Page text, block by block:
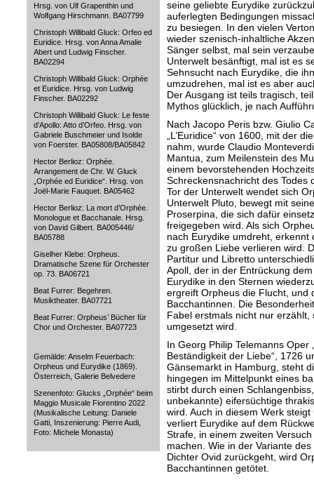
Hrsg. von Ulf Grapenthin und
Wolfgang Hirschmann. BA07799
Christoph Willibald Gluck: Orfeo ed
Euridice. Hrsg. von Anna Amalie
Abert und Ludwig Finscher.
BA02294
Christoph Willibald Gluck: Orphée
et Euridice. Hrsg. von Ludwig
Finscher. BA02292
Christoph Willibald Gluck: Le feste
d’Apollo: Atto d’Orfeo. Hrsg. von
Gabriele Buschmeier und Isolde
von Foerster. BA05808/BA05842
Hector Berlioz: Orphée.
Arrangement de Chr. W. Gluck
„Orphée ed Euridice“. Hrsg. von
Joël-Marie Fauquet. BA05462
Hector Berlioz: La mort d’Orphée.
Monologue et Bacchanale. Hrsg.
von David Gilbert. BA005446/
BA05788
Giselher Klebe: Orpheus.
Dramatische Szene für Orchester
op. 73. BA06721
Beat Furrer: Begehren.
Musiktheater. BA07721
Beat Furrer: Orpheus’ Bücher für
Chor und Orchester. BA07723
Gemälde: Anselm Feuerbach:
Orpheus und Eurydike (1869).
Österreich, Galerie Belvedere
Szenenfoto: Glucks „Orphée“ beim
Maggio Musicale Fiorentino 2022
(Musikalische Leitung: Daniele
Gatti, Inszenierung: Pierre Audi,
Foto: Michele Monasta)
seine geliebte Eurydike
auferlegten Bedingungen
zu besiegen. In den vielen
wieder szenisch-inhaltliche
Sänger selbst, mal sein
Unterwelt besänftigt, mal ist es
Sehnsucht nach Eurydike, die
umzudrehen, mal ist es aber
Der Ausgang ist teils tragisch,
Mythos glücklich, je nach
Nach Jacopo Peris bzw. Giulio
„L’Euridice“ von 1600, mit der
nahm, wurde Claudio
Mantua, zum Meilenstein des
einem bevorstehenden
Schreckensnachricht des Todes
Tor der Unterwelt wendet sich
Unterwelt Pluto, bewegt mit
Proserpina, die sich dafür
freigegeben wird. Als sich
nach Eurydike umdreht,
zu großen Liebe verlieren wird.
Partitur und Libretto
Apoll, der in der Entrückung
Eurydike in den Sternen
ergreift Orpheus die Flucht, und
Bacchantinnen. Die
Fabel erstmals nicht nur
umgesetzt wird.
In Georg Philip Telemanns
Beständigkeit der Liebe“, 1726
Gänsemarkt in Hamburg, steht
hingegen im Mittelpunkt eines
stirbt durch einen
unbekannte) eifersüchtige
wird. Auch in diesem Werk
verliert Eurydike auf dem
Strafe, in einem zweiten
machen. Wie in der Variante
Dichter Ovid zurückgeht, wird
Bacchantinnen getötet.